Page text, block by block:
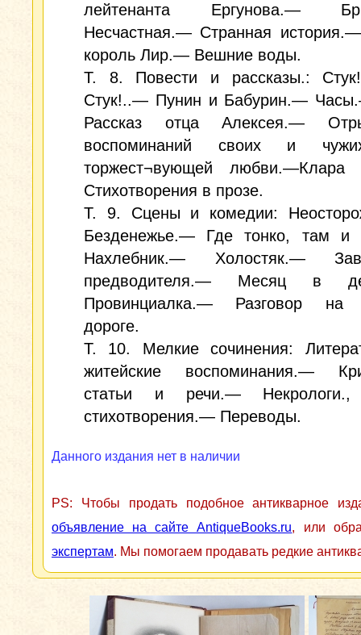
лейтенанта Ергунова.—
Несчастная.— Странная
король Лир.— Вешние воды.
Т. 8. Повести и рассказы.:
Стук!..— Пунин и Бабурин.—
Рассказ отца Алексея.—
воспоминаний своих и
торжест¬вующей
Стихотворения в прозе.
Т. 9. Сцены и комедии:
Безденежье.— Где тонко, там и
Нахлебник.— Холостяк.—
предводителя.— Месяц в
Провинциалка.— Разговор на
дороге.
Т. 10. Мелкие сочинения:
житейские воспоминания.—
статьи и речи.— Некрологи.,
стихотворения.— Переводы.
Данного издания нет в наличии
PS: Чтобы продать подобное антикварное
объявление на сайте AntiqueBooks.ru, или
экспертам. Мы помогаем продавать редкие